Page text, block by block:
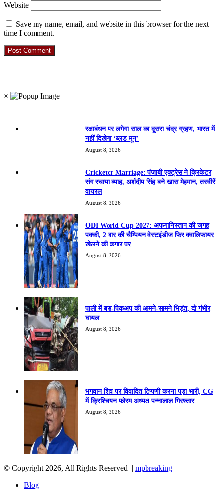
Website
Save my name, email, and website in this browser for the next
time I comment.
×
रक्षाबंधन पर लगेगा साल का दूसरा चंद्र ग्रहण, भारत में
नहीं दिखेगा ‘ब्लड मून’
August 8, 2026
Cricketer Marriage: पंजाबी एक्ट्रेस ने क्रिकेटर
संग रचाया ब्याह, अर्शदीप सिंह बने खास मेहमान, तस्वीरें
वायरल
August 8, 2026
ODI World Cup 2027: अफगानिस्तान की जगह
पक्की, 2 बार की चैम्पियन वेस्टइंडीज फिर क्वालिफायर
खेलने की कगार पर
August 8, 2026
पाली में बस-पिकअप की आमने-सामने भिड़ंत, दो गंभीर
घायल
August 8, 2026
भगवान शिव पर विवादित टिप्पणी करना पड़ा भारी, CG
में क्रिश्चियन फोरम अध्यक्ष पन्नालाल गिरफ्तार
August 8, 2026
© Copyright 2026, All Rights Reserved | mpbreaking
Blog